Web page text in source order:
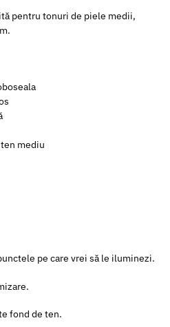
pentru tonuri de piele medii,
mediu
pe care vrei să le iluminezi.
fond de ten.